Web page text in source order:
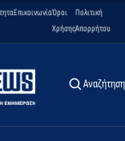
ΕπικοινωνίαΌροι
Χρήσης
Πολιτική
Απορρήτου
Αναζήτηση